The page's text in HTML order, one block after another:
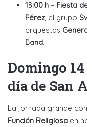
18:00 h – Fiesta
Pérez, el grupo
orquestas
Band.
Domingo
día de San
La jornada grande
Función Religiosa en